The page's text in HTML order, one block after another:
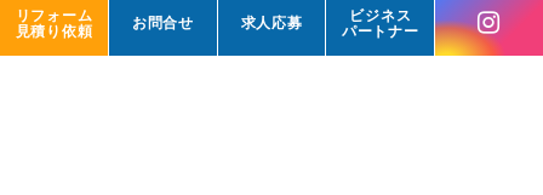
リフォーム
見積り依頼
お問合せ 求人応募
ビジネス
パートナー
リフォーム
見積り依頼
お問合せ 求人応募
ビジネス
パートナー